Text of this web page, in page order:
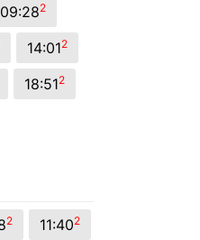
09:282
14:012
18:512
2 11:402